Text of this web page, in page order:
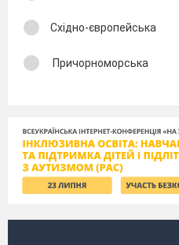
Східно-європейська
Причорноморська